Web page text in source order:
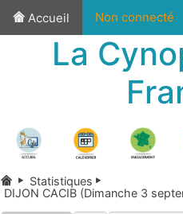
Accueil Non connecté
La
Statistiques
DIJON CACIB (Dimanche 3